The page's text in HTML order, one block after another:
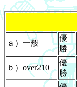
ａ）一般
優
勝
ｂ）over210
優
勝